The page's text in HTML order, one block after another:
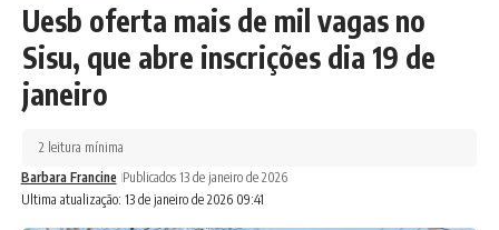
Uesb oferta mais de mil vagas no
Sisu, que abre inscrições dia 19 de
janeiro
Ultima atualização: 13 de janeiro de 2026 09:41
Barbara Francine Publicados 13 de janeiro de 2026
2 leitura mínima